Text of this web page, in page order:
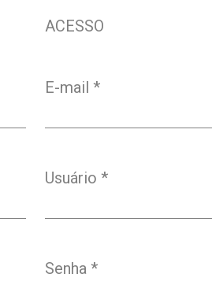
ACESSO
E-mail *
Usuário *
Senha *